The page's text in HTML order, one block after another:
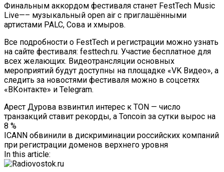
Финальным аккордом фестиваля станет FestTech Music
Live—– музыкальный open air с приглашёнными
артистами PALC, Сова и хмыров.
Все подробности о FestTech и регистрации можно узнать
на сайте фестиваля: festtech.ru. Участие бесплатное для
всех желающих. Видеотрансляции основных
мероприятий будут доступны на площадке «VK Видео», а
следить за новостями фестиваля можно в соцсетях
«ВКонтакте» и Telegram.
Навигация
По
Записям
Арест Дурова взвинтил интерес к TON — число
транзакций ставит рекорды, а Toncoin за сутки вырос на
8 %
ICANN обвинили в дискриминации российских компаний
при регистрации доменов верхнего уровня
In this article: